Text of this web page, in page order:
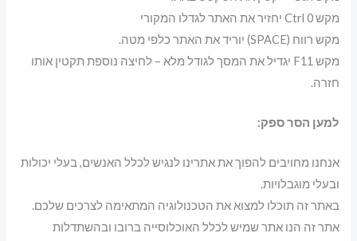
מקש Ctrl 0 יחזיר את האתר לגדלו המקורי
מקש רווח (SPACE) יוריד את האתר כלפי מטה.
מקש F11 יגדיל את המסך לגודל מלא – לחיצה נוספת תקטין אותו
חזרה.
למען הסר ספק:
אנחנו מחויבים להפוך את אתרינו לנגיש לכלל האנשים, בעלי יכולות
ובעלי מוגבלויות.
באתר זה תוכלו למצוא את הטכנולוגיה המתאימה לצרכים שלכם.
אתר זה הנו אתר שמיש לכלל האוכלוסייה ברובו ובהשתדלות